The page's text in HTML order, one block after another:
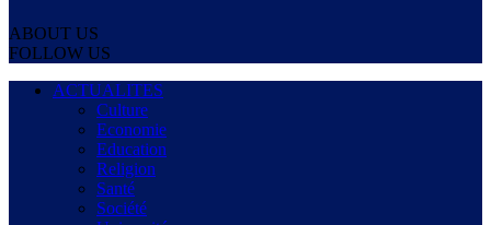
ABOUT US
FOLLOW US
ACTUALITES
Culture
Economie
Education
Religion
Santé
Société